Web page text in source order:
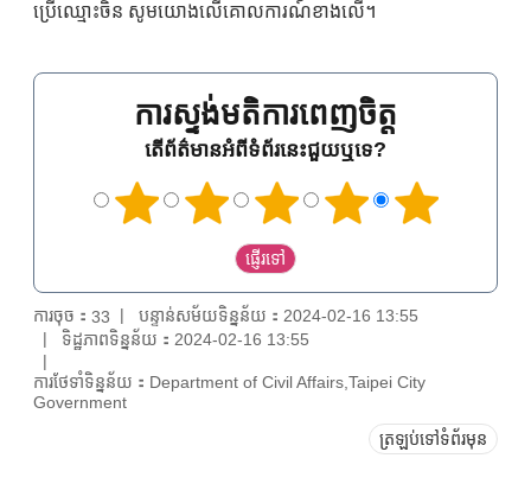
ប្រើឈ្មោះចិន សូមយោងលើគោលការណ៍ខាងលើ។
ការស្ទង់មតិការពេញចិត្ត
តើព័ត៌មានអំពីទំព័រនេះជួយឬទេ?
ការចុច： 33
បន្ទាន់សម័យទិន្នន័យ：2024-02-16 13:55
ទិដ្ឋភាពទិន្នន័យ：2024-02-16 13:55
ការថែទាំទិន្នន័យ：Department of Civil Affairs,Taipei City
Government
ត្រឡប់ទៅទំព័រមុន